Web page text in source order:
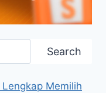
Search
Memilih